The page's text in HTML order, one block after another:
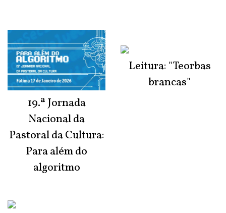
19.ª Jornada
Nacional da
Pastoral da Cultura:
Para além do
algoritmo
Leitura: "Teorbas
brancas"